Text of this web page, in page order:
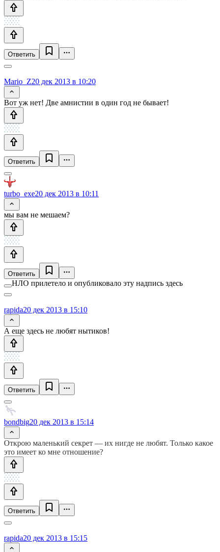
Ответить
Mario_Z20 дек 2013 в 10:20
Вот уж нет! Две амнистии в один год не бывает!
Ответить
turbo_exe20 дек 2013 в 10:11
мы вам не мешаем?
Ответить
НЛО прилетело и опубликовало эту надпись здесь
rapida20 дек 2013 в 15:10
А еще здесь не любят нытиков!
Ответить
bondbig20 дек 2013 в 15:14
Открою маленький секрет — их нигде не любят. Только какое
это имеет ко мне отношение?
Ответить
rapida20 дек 2013 в 15:15